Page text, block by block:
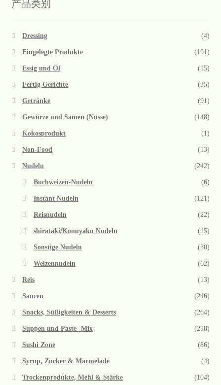
产品类别
Dressing (4)
Eingelegte Produkte (191)
Essig und Öl (15)
Fertig Gerichte (35)
Getränke (91)
Gewürze und Samen (Nüsse) (148)
Kokosprodukt (1)
Non-Food (13)
Nudeln (242)
Buchweizen-Nudeln (6)
Instant Nudeln (121)
Reisnudeln (22)
shirataki/Konnyaku Nudeln (15)
Sonstige Nudeln (30)
Weizennudeln (62)
Reis (13)
Saucen (246)
Snacks, Süßigkeiten & Desserts (264)
Suppen und Paste -Mix (218)
Sushi Zone (86)
Syrup, Zucker & Marmelade (4)
Trockenprodukte, Mehl & Stärke (104)